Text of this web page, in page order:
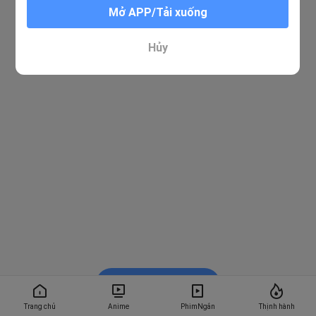
Trang chủ Anime PhimNgắn Thịnh hành
Mở APP/Tải xuống
Hủy
Xem trong BiliBili